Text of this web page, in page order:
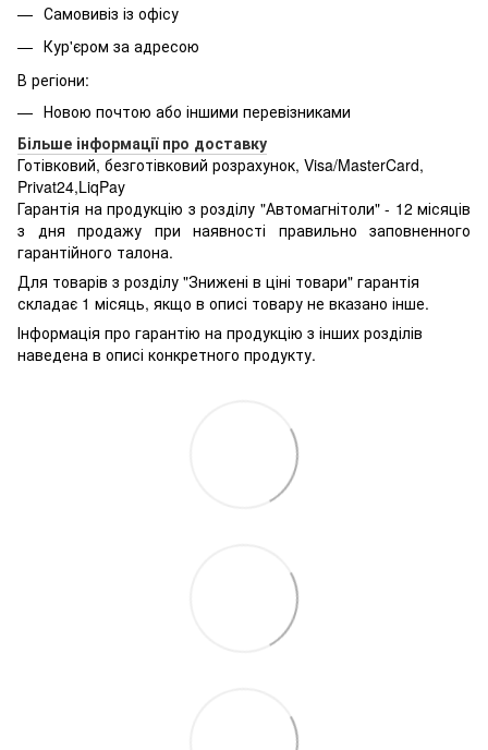
Самовивіз із офісу
Кур'єром за адресою
В регіони:
Новою почтою або іншими перевізниками
Більше інформації про доставку
Готівковий, безготівковий розрахунок, Visa/MasterCard,
Privat24,LiqPay
Гарантія на продукцію з розділу "Автомагнітоли" - 12 місяців
з дня продажу при наявності правильно заповненного
гарантійного талона.
Для товарів з розділу "Знижені в ціні товари" гарантія
складає 1 місяць, якщо в описі товару не вказано інше.
Інформація про гарантію на продукцію з інших розділів
наведена в описі конкретного продукту.